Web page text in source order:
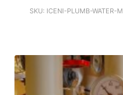
SKU: ICENI-PLUMB-WATER-